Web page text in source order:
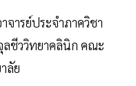
จารย์ประจำภาควิชา
ลชีววิทยาคลินิก คณะ
ลัย